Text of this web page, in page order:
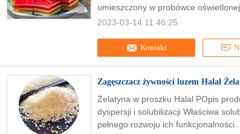
Kontakt
umieszczony w probówce oświetlonej
2023-03-14 11:46:25
Zagęszczacz żywności luzem Halal
Żelatyna w proszku Halal POpis
dyspersji i solubilizacji Właściwa
pełnego rozwoju ich funkcjonalności...